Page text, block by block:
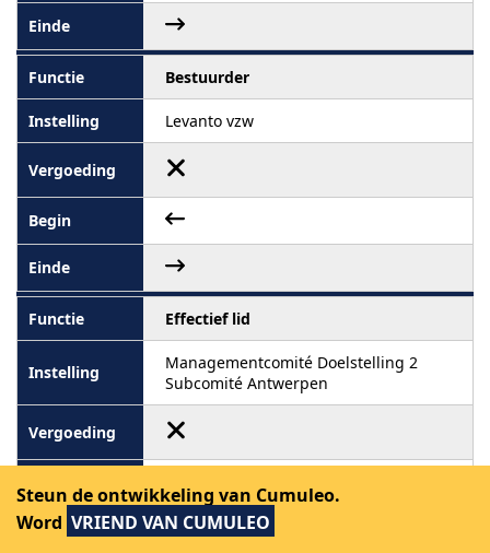
Bestuurder
Levanto vzw
Effectief lid
Managementcomité Doelstelling 2
Subcomité Antwerpen
Steun de ontwikkeling van Cumuleo.
Word VRIEND VAN CUMULEO